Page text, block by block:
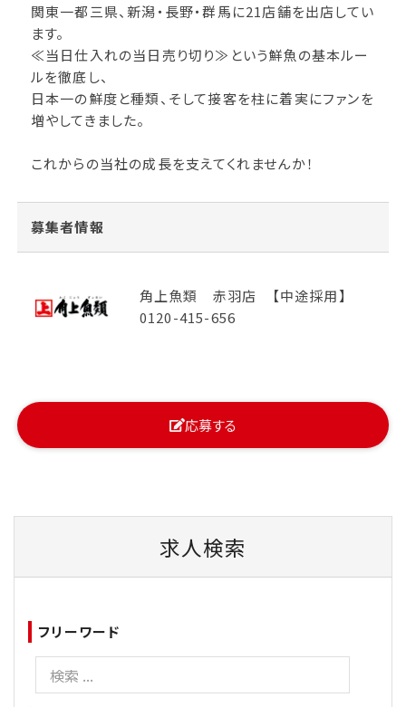
関東一都三県、新潟・長野・群馬に21店舗を出店してい
ます。
≪当日仕入れの当日売り切り≫という鮮魚の基本ルー
ルを徹底し、
日本一の鮮度と種類、そして接客を柱に着実にファンを
増やしてきました。
これからの当社の成長を支えてくれませんか！
募集者情報
角上魚類 赤羽店 【中途採用】
0120-415-656
応募する
求人検索
フリーワード